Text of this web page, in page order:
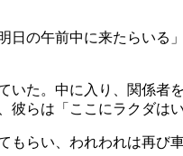
日の午前中に来たらい
た。中に入り、関係
らは「ここにラクダはい
らい、われわれは再び